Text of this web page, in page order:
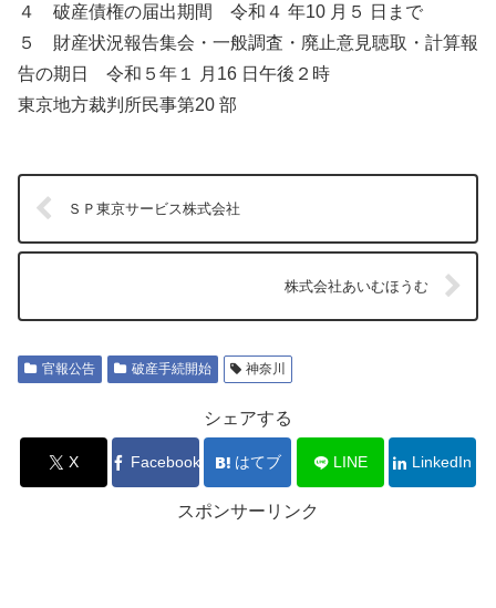
４ 破産債権の届出期間 令和４ 年10 月５ 日まで
５ 財産状況報告集会・一般調査・廃止意見聴取・計算報
告の期日 令和５年１ 月16 日午後２時
東京地方裁判所民事第20 部
ＳＰ東京サービス株式会社
株式会社あいむほうむ
官報公告 破産手続開始 神奈川
シェアする
X Facebook はてブ LINE LinkedIn
スポンサーリンク